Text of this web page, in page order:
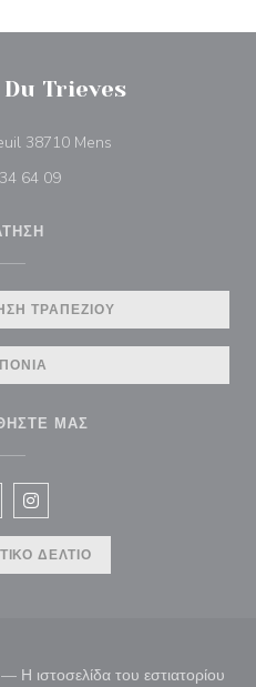
Trieves
38710 Mens
64 09
ΤΡΑΠΕΖΙΟΎ
ΜΑΣ
((ανοίγει σε νέο
Instagram ((ανοίγει σε νέο
ΔΕΛΤΊΟ
ιστοσελίδα του εστιατορίου